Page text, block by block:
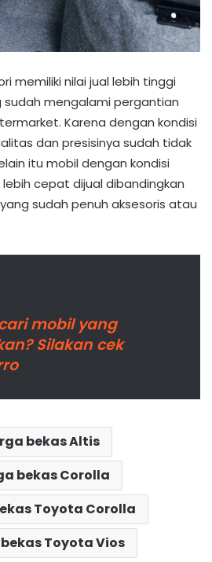
memiliki nilai jual lebih tinggi
mengalami pergantian
Karena dengan kondisi
dan presisinya sudah tidak
itu mobil dengan kondisi
cepat dijual dibandingkan
sudah penuh aksesoris atau
mobil yang
Silakan cek
bekas Altis
bekas Corolla
Toyota Corolla
Toyota Vios